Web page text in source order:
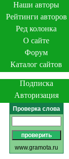
Наши авторы
Рейтинги авторов
Ред колонка
О сайте
Форум
Каталог сайтов
Подписка
Авторизация
Проверка слова
www.gramota.ru